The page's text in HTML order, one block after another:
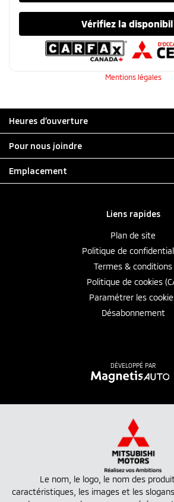
Vérifiez la
Mentions légales
Liens rapides
Plan de site
Politique de
Termes & conditions
Politique de cookies
Paramétrer les
Désabonnement
Heures d’ouverture
Pour nous joindre
Emplacement
DÉVELOPPÉ PAR
Le nom, le logo, le nom des
caractéristiques, les images et les